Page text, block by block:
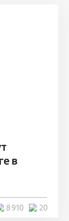
в
20
8 910